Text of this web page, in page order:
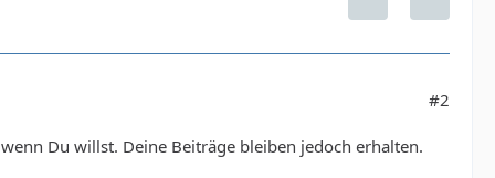
#2
Du willst. Deine Beiträge bleiben jedoch erhalten.